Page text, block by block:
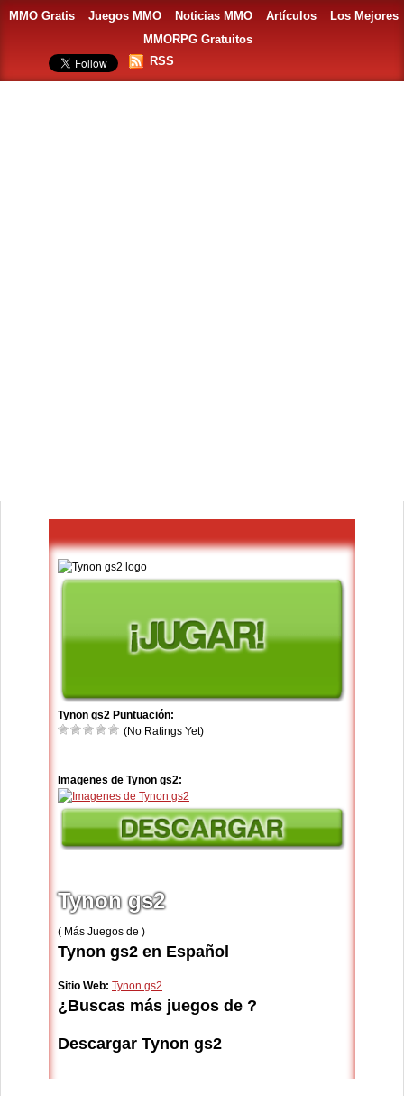
MMO Gratis Juegos MMO Noticias MMO Artículos
Los Mejores
MMORPG Gratuitos
RSS
Tynon gs2 Puntuación:
(No Ratings Yet)
Imagenes de Tynon gs2:
Tynon gs2
( Más Juegos de )
Tynon gs2 en Español
Sitio Web: Tynon gs2
¿Buscas más juegos de ?
Descargar Tynon gs2